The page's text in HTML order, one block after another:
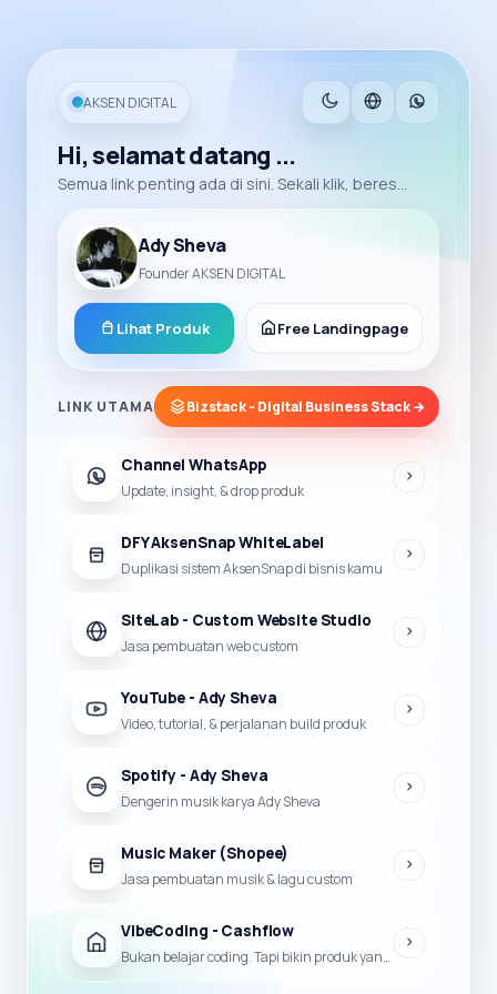
AKSEN DIGITAL
Hi, selamat datang ...
Semua link penting ada di sini. Sekali klik, beres...
Ady Sheva
Founder AKSEN DIGITAL
Lihat Produk Free Landingpage
LINK UTAMA Bizstack - Digital Business Stack →
Channel WhatsApp
Update, insight, & drop produk
DFY AksenSnap WhiteLabel
Duplikasi sistem AksenSnap di bisnis kamu
SiteLab - Custom Website Studio
Jasa pembuatan web custom
YouTube - Ady Sheva
Video, tutorial, & perjalanan build produk
Spotify - Ady Sheva
Dengerin musik karya Ady Sheva
Music Maker (Shopee)
Jasa pembuatan musik & lagu custom
VibeCoding - Cashflow
Bukan belajar coding. Tapi bikin produk yang bisa jadi duit